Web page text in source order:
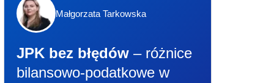
Małgorzata Tarkowska
JPK bez błędów – różnice
bilansowo-podatkowe w